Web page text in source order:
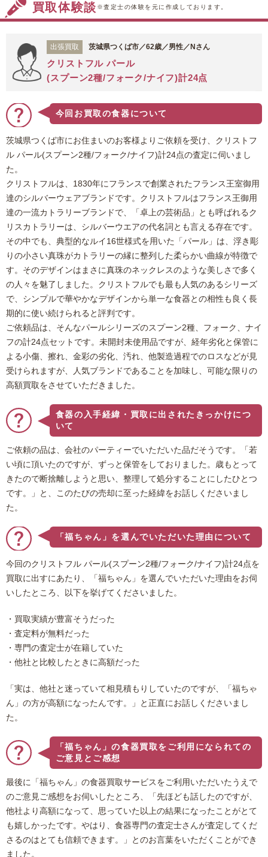
買取体験談 ※査定士の体験を元に作成しております。
出張買取 茨城県つくば市／62歳／男性／Nさん
クリストフル パール
(スプーン2種/フォーク/ナイフ)計24点
今回お買取の食器について
茨城県つくば市にお住まいのお客様よりご依頼を受け、クリストフ
ル パール(スプーン2種/フォーク/ナイフ)計24点の査定に伺いまし
た。
クリストフルは、1830年にフランスで創業されたフランス王室御用
達のシルバーウェアブランドです。クリストフルはフランス王御用
達の一流カトラリーブランドで、「卓上の芸術品」とも呼ばれるク
リスカトラリーは、シルバーウエアの代名詞とも言える存在です。
その中でも、典型的なルイ16世様式を用いた「パール」は、浮き彫
りの小さい真珠がカトラリーの縁に整列した柔らかい曲線が特徴で
す。そのデザインはまさに真珠のネックレスのような美しさで多く
の人々を魅了しました。クリストフルでも最も人気のあるシリーズ
で、シンプルで華やかなデザインから単一な食器との相性も良く長
期的に使い続けられると評判です。
ご依頼品は、そんなパールシリーズのスプーン2種、フォーク、ナイ
フの計24点セットです。未開封未使用品ですが、経年劣化と保管に
よる小傷、擦れ、金彩の劣化、汚れ、他製造過程でのロスなどが見
受けられますが、人気ブランドであることを加味し、可能な限りの
高額買取をさせていただきました。
食器の入手経緯・買取に出されたきっかけにつ
いて
ご依頼の品は、会社のパーティーでいただいた品だそうです。「若
い頃に頂いたのですが、ずっと保管をしておりました。歳もとって
きたので断捨離しようと思い、整理して処分することにしたひとつ
です。」と、このたびの売却に至った経緯をお話しくださいまし
た。
「福ちゃん」を選んでいただいた理由について
今回のクリストフル パール(スプーン2種/フォーク/ナイフ)計24点を
買取に出すにあたり、「福ちゃん」を選んでいただいた理由をお伺
いしたところ、以下を挙げてくださいました。
・買取実績が豊富そうだった
・査定料が無料だった
・専門の査定士が在籍していた
・他社と比較したときに高額だった
「実は、他社と迷っていて相見積もりしていたのですが、「福ちゃ
ん」の方が高額になったんです。」と正直にお話しくださいまし
た。
「福ちゃん」の食器買取をご利用になられての
ご意見とご感想
最後に「福ちゃん」の食器買取サービスをご利用いただいたうえで
のご意見ご感想をお伺いしたところ、「先ほども話したのですが、
他社より高額になって、思っていた以上の結果になったことがとて
も嬉しかったです。やはり、食器専門の査定士さんが査定してくだ
さるのはとても信頼できます。」とのお言葉をいただくことができ
ました。